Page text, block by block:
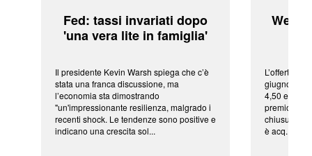
Fed: tassi invariati dopo
'una vera lite in famiglia'
Il presidente Kevin Warsh spiega che c’è
stata una franca discussione, ma
l’economia sta dimostrando
"un'impressionante resilienza, malgrado i
recenti shock. Le tendenze sono positive e
indicano una crescita sol...
L’offerta
giugno da
4,50 euro
premio di
chiusura
è acq...